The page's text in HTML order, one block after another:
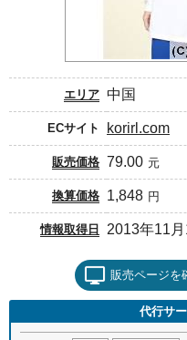
エリア 中国
ECサイト korirl.com
販売価格 79.00 元
換算価格 1,848 円
情報取得日 2013年11月
販売ページを
代行サ